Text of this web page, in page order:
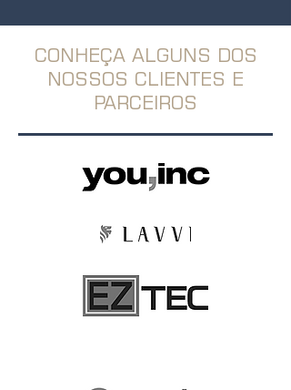
CONHEÇA ALGUNS DOS
NOSSOS CLIENTES E
PARCEIROS